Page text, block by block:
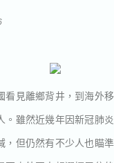
看見離鄉背井，到海外
。雖然近幾年因新冠肺
，但仍然有不少人也瞄